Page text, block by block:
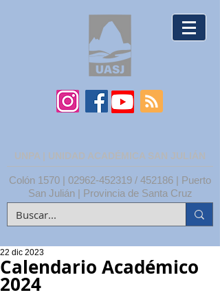
UNPA | UNIDAD ACADÉMICA SAN JULIÁN
Colón 1570 | 02962-452319 / 452186 | Puerto
San Julián | Provincia de Santa Cruz
Calendario Académico
2024
22 dic 2023